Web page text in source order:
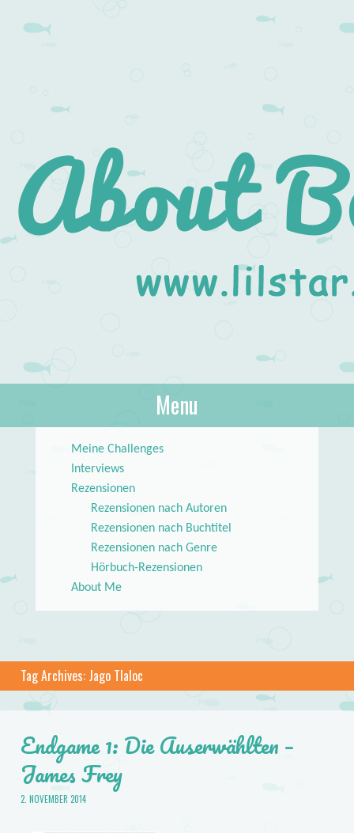
About Books
lilstar.de
Menu
Meine Challenges
Interviews
Rezensionen
Rezensionen nach Autoren
Rezensionen nach Buchtitel
Rezensionen nach Genre
Hörbuch-Rezensionen
About Me
Tag Archives: Jago Tlaloc
Endgame 1: Die Auserwählten –
James Frey
2. NOVEMBER 2014